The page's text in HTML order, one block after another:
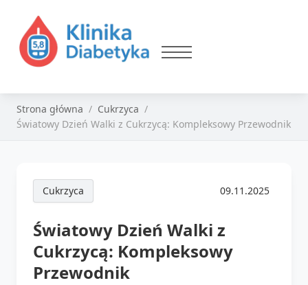
Strona główna
Cukrzyca
Światowy Dzień Walki z Cukrzycą: Kompleksowy Przewodnik
Cukrzyca 09.11.2025
Światowy Dzień Walki z
Cukrzycą: Kompleksowy
Przewodnik